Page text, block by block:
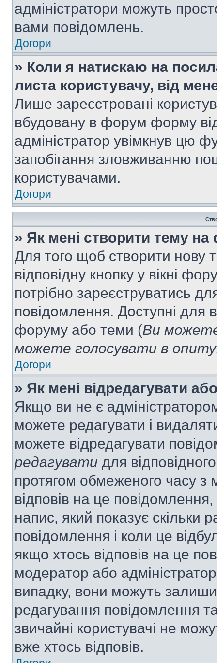
адміністратори можуть
вами повідомлень.
Догори
» Коли я натискаю на
листа користувачу, від
Лише зареєстровані
вбудовану в форум форму
адміністратор увімкнув цю
запобігання зловживанню
користувачами.
Догори
» Як мені створити тему на
Для того щоб створити нову
відповідну кнопку у вікні
потрібно зареєструватись
повідомлення. Доступні для
форуму або теми (Ви
можете голосувати в
Догори
» Як мені відредагувати
Якщо ви не є
можете редагувати і
можете відредагувати
редагувати для
протягом обмеженого часу
відповів на це
напис, який показує скільки
повідомлення і коли це
якщо хтось відповів на це
модератор або
випадку, вони можуть
редагування повідомлення
звичайні користувачі не
вже хтось відповів.